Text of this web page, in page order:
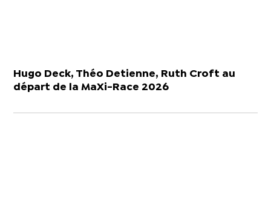
Hugo Deck, Théo Detienne, Ruth Croft au
départ de la MaXi-Race 2026